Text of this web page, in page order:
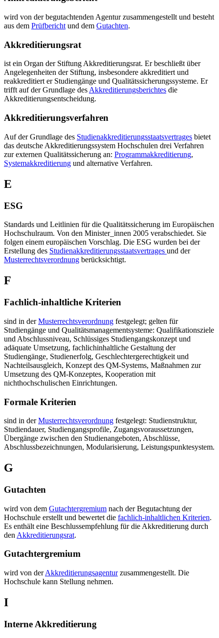
wird von der begutachtenden Agentur zusammengestellt und besteht
aus dem Prüfbericht und dem Gutachten.
Akkreditierungsrat
ist ein Organ der Stiftung Akkreditierungsrat. Er beschließt über
Angelegenheiten der Stiftung, insbesondere akkreditiert und
reakkreditiert er Studiengänge und Qualitätssicherungssysteme. Er
trifft auf der Grundlage des Akkreditierungsberichtes die
Akkreditierungsentscheidung.
Akkreditierungsverfahren
Auf der Grundlage des Studienakkreditierungsstaatsvertrages bietet
das deutsche Akkreditierungssystem Hochschulen drei Verfahren
zur externen Qualitätssicherung an: Programmakkreditierung,
Systemakkreditierung und alternative Verfahren.
E
ESG
Standards und Leitlinien für die Qualitätssicherung im Europäischen
Hochschulraum. Von den Minister_innen 2005 verabschiedet. Sie
folgen einem europäischen Vorschlag. Die ESG wurden bei der
Erstellung des Studienakkreditierungsstaatsvertrages und der
Musterrechtsverordnung berücksichtigt.
F
Fachlich-inhaltliche Kriterien
sind in derMusterrechtsverordnung festgelegt; gelten für
Studiengänge und Qualitätsmanagementsysteme: Qualifikationsziele
und Abschlussniveau, Schlüssiges Studiengangskonzept und
adäquate Umsetzung, fachlichinhaltliche Gestaltung der
Studiengänge, Studienerfolg, Geschlechtergerechtigkeit und
Nachteilsausgleich, Konzept des QM-Systems, Maßnahmen zur
Umsetzung des QM-Konzeptes, Kooperation mit
nichthochschulischen Einrichtungen.
Formale Kriterien
sind in derMusterrechtsverordnung festgelegt: Studienstruktur,
Studiendauer, Studiengangsprofile, Zugangsvoraussetzungen,
Übergänge zwischen den Studienangeboten, Abschlüsse,
Abschlussbezeichnungen, Modularisierung, Leistungspunktesystem.
G
Gutachten
wird von dem Gutachtergremium nach der Begutachtung der
Hochschule erstellt und bewertet die fachlich-inhaltlichen Kriterien.
Es enthält eine Beschlussempfehlung für die Akkreditierung durch
den Akkreditierungsrat.
Gutachtergremium
wird von derAkkreditierungsagenturzusammengestellt. Die
Hochschule kann Stellung nehmen.
I
Interne Akkreditierung